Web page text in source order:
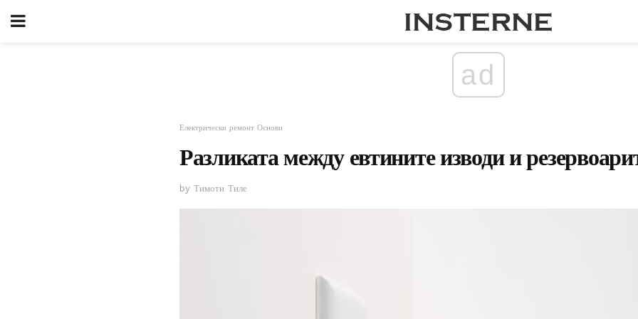
ad
Електрически ремонт Основи
Разликата между евтините изводи и
by Тимоти Тиле